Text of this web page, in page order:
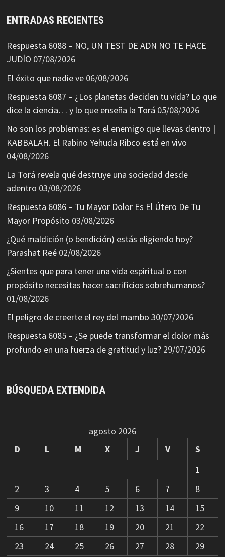
ENTRADAS RECIENTES
Respuesta 6088 – NO, UN TEST DE ADN NO TE HACE
JUDÍO 07/08/2026
El éxito que nadie ve 06/08/2026
Respuesta 6087 – ¿Los planetas deciden tu vida? Lo que
dice la ciencia… y lo que enseña la Torá 05/08/2026
No son los problemas: es el enemigo que llevas dentro |
KABBALAH. El Rabino Yehuda Ribco está en vivo
04/08/2026
La Torá revela qué destruye una sociedad desde
adentro 03/08/2026
Respuesta 6086 – Tu Mayor Dolor Es El Útero De Tu
Mayor Propósito 03/08/2026
¿Qué maldición (o bendición) estás eligiendo hoy?
Parashat Reé 02/08/2026
¿Sientes que para tener una vida espiritual o con
propósito necesitas hacer sacrificios sobrehumanos?
01/08/2026
El peligro de creerte el rey del mambo 30/07/2026
Respuesta 6085 – ¿Se puede transformar el dolor más
profundo en una fuerza de gratitud y luz? 29/07/2026
BÚSQUEDA EXTENDIDA
agosto 2026
D
L M X J V
S
1
2
3 4 5 6 7
8
9
10 11 12 13 14
15
16
17 18 19 20 21
22
23
24 25 26 27 28
29